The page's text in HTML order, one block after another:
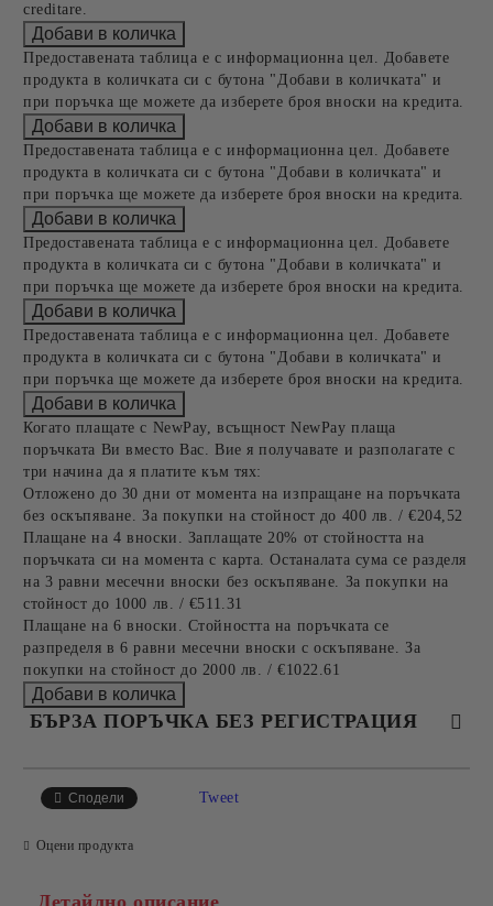
creditare.
Предоставената таблица е с информационна цел. Добавете
продукта в количката си с бутона "Добави в количката" и
при поръчка ще можете да изберете броя вноски на кредита.
Предоставената таблица е с информационна цел. Добавете
продукта в количката си с бутона "Добави в количката" и
при поръчка ще можете да изберете броя вноски на кредита.
Предоставената таблица е с информационна цел. Добавете
продукта в количката си с бутона "Добави в количката" и
при поръчка ще можете да изберете броя вноски на кредита.
Предоставената таблица е с информационна цел. Добавете
продукта в количката си с бутона "Добави в количката" и
при поръчка ще можете да изберете броя вноски на кредита.
Когато плащате с NewPay, всъщност NewPay плаща
поръчката Ви вместо Вас. Вие я получавате и разполагате с
три начина да я платите към тях:
Отложено до 30 дни от момента на изпращане на поръчката
без оскъпяване. За покупки на стойност до 400 лв. / €204,52
Плащане на 4 вноски. Заплащате 20% от стойността на
поръчката си на момента с карта. Останалата сума се разделя
на 3 равни месечни вноски без оскъпяване. За покупки на
стойност до 1000 лв. / €511.31
Плащане на 6 вноски. Стойността на поръчката се
разпределя в 6 равни месечни вноски с оскъпяване. За
покупки на стойност до 2000 лв. / €1022.61
БЪРЗА ПОРЪЧКА БЕЗ РЕГИСТРАЦИЯ
Сподели Tweet
Оцени продукта
Детайлно описание